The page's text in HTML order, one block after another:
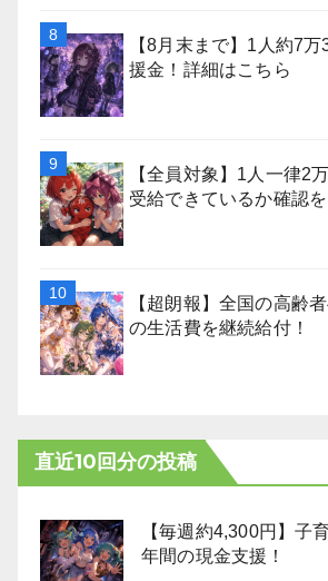
【8月末まで】1人約7
援金！詳細はこちら
【全員対象】1人一律2
受給できているか確認を
【超朗報】全国の高齢
の生活費を継続給付！
直近10回分の投稿
【毎週約4,300円】子
年間の現金支援！